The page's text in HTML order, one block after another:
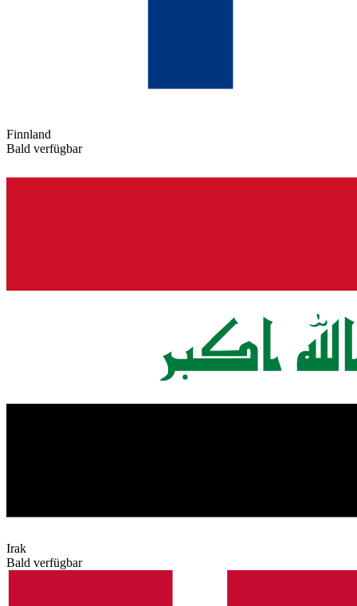
Finnland
Bald verfügbar
Irak
Bald verfügbar